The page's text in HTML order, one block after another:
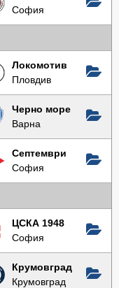
София
Локомотив
Пловдив
Черно море
Варна
Септември
София
ЦСКА 1948
София
Крумовград
Крумовград